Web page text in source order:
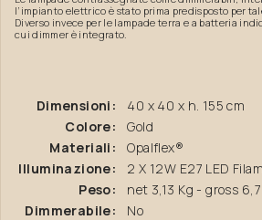
l’impianto elettrico è stato prima predisposto per
Diverso invece per le lampade terra e a batteria
cui dimmer è integrato.
Dimensioni:
40 x 40 x h. 155 cm
Colore:
Gold
Materiali:
Opalflex®
Illuminazione:
2 X 12W E27 LED
Peso:
net 3,13 Kg - gross
Dimmerabile:
No